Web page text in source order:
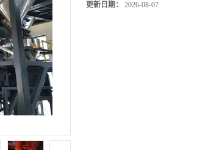
更新日期： 2026-08-07